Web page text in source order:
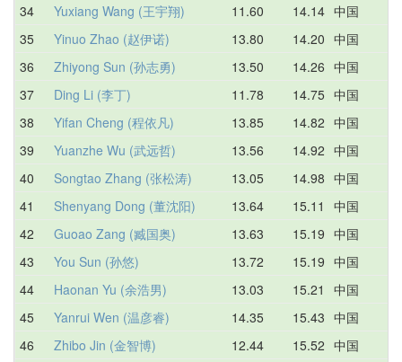
34 Yuxiang Wang (王宇翔) 11.60 14.14 中国
35 Yinuo Zhao (赵伊诺) 13.80 14.20 中国
36 Zhiyong Sun (孙志勇) 13.50 14.26 中国
37 Ding Li (李丁) 11.78 14.75 中国
38 Yifan Cheng (程依凡) 13.85 14.82 中国
39 Yuanzhe Wu (武远哲) 13.56 14.92 中国
40 Songtao Zhang (张松涛) 13.05 14.98 中国
41 Shenyang Dong (董沈阳) 13.64 15.11 中国
42 Guoao Zang (臧国奥) 13.63 15.19 中国
43 You Sun (孙悠) 13.72 15.19 中国
44 Haonan Yu (余浩男) 13.03 15.21 中国
45 Yanrui Wen (温彦睿) 14.35 15.43 中国
46 Zhibo Jin (金智博) 12.44 15.52 中国